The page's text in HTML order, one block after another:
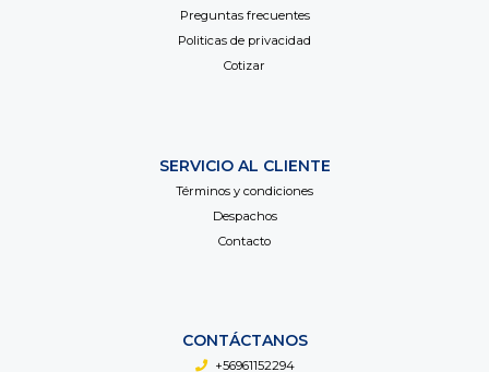
Preguntas frecuentes
Politicas de privacidad
Cotizar
SERVICIO AL CLIENTE
Términos y condiciones
Despachos
Contacto
CONTÁCTANOS
+56961152294